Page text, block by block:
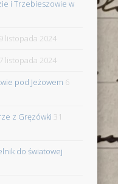
i Trzebieszowie w
listopada 2024
listopada 2024
pod Jeżowem 6
z Gręzówki 31
do światowej